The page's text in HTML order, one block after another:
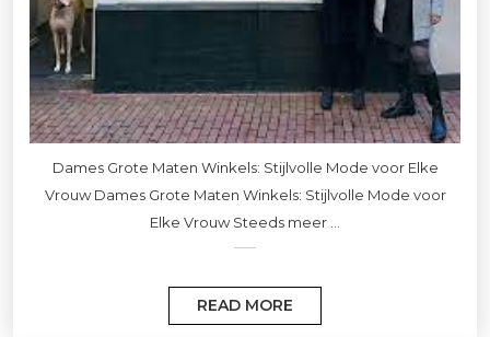
Dames Grote Maten Winkels: Stijlvolle Mode voor Elke
Vrouw Dames Grote Maten Winkels: Stijlvolle Mode voor
Elke Vrouw Steeds meer ...
READ MORE